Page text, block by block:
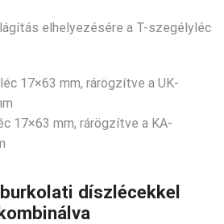
elhelyezésére a T-szegélyléc
17×63 mm, rárögzítve a UK-
17×63 mm, rárögzítve a KA-
díszlécekkel